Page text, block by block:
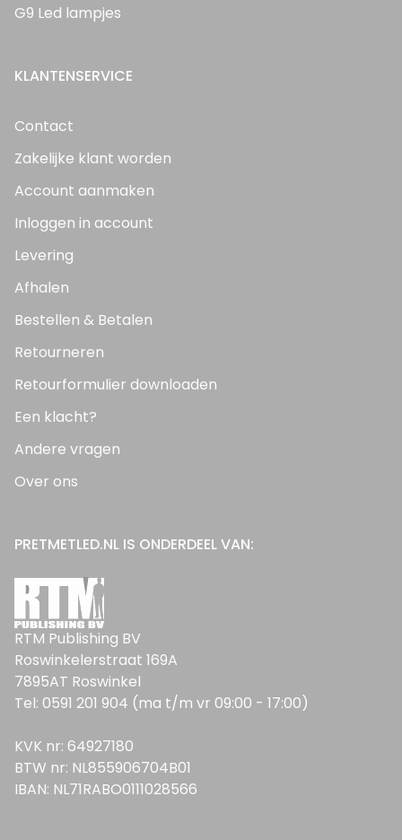
G9 Led lampjes
KLANTENSERVICE
Contact
Zakelijke klant worden
Account aanmaken
Inloggen in account
Levering
Afhalen
Bestellen & Betalen
Retourneren
Retourformulier downloaden
Een klacht?
Andere vragen
Over ons
PRETMETLED.NL IS ONDERDEEL VAN:
RTM Publishing BV
Roswinkelerstraat 169A
7895AT Roswinkel
Tel: 0591 201 904 (ma t/m vr 09:00 - 17:00)
KVK nr: 64927180
BTW nr: NL855906704B01
IBAN: NL71RABO0111028566